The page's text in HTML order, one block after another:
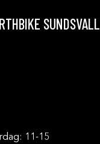
SUNDSVALL
11-15